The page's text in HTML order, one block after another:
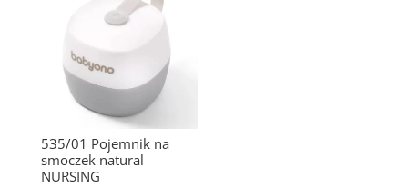
535/01 Pojemnik na
smoczek natural
NURSING